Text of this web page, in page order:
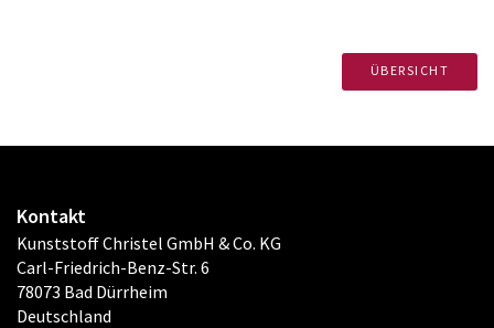
ÜBERSICHT
Kontakt
Kunststoff Christel GmbH & Co. KG
Carl-Friedrich-Benz-Str. 6
78073 Bad Dürrheim
Deutschland